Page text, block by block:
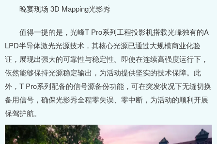
晚宴现场 3D Mapping光影秀
值得一提的是，光峰T Pro系列工程投影机搭载光峰独有的A
LPD半导体激光光源技术，其核心光源已通过大规模商业化验
证，展现出强大的可靠性与稳定性。即使在连续高强度运行下，
依然能够保持光源稳定输出，为活动提供坚实的技术保障。此
外，T Pro系列配备的信号源备份功能，可在突发状况下无缝切换
备用信号，确保光影秀全程零失误、零中断，为活动的顺利开展
保驾护航。